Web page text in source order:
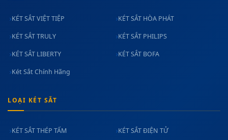
KÉT SẮT VIỆT TIỆP KÉT SẮT HÒA PHÁT
KÉT SẮT TRULY KÉT SẮT PHILIPS
KÉT SẮT LIBERTY KÉT SẮT BOFA
Két Sắt Chính Hãng
LOẠI KÉT SẮT
KÉT SẮT THÉP TẤM KÉT SẮT ĐIỆN TỬ